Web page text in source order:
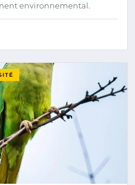
environnemental.